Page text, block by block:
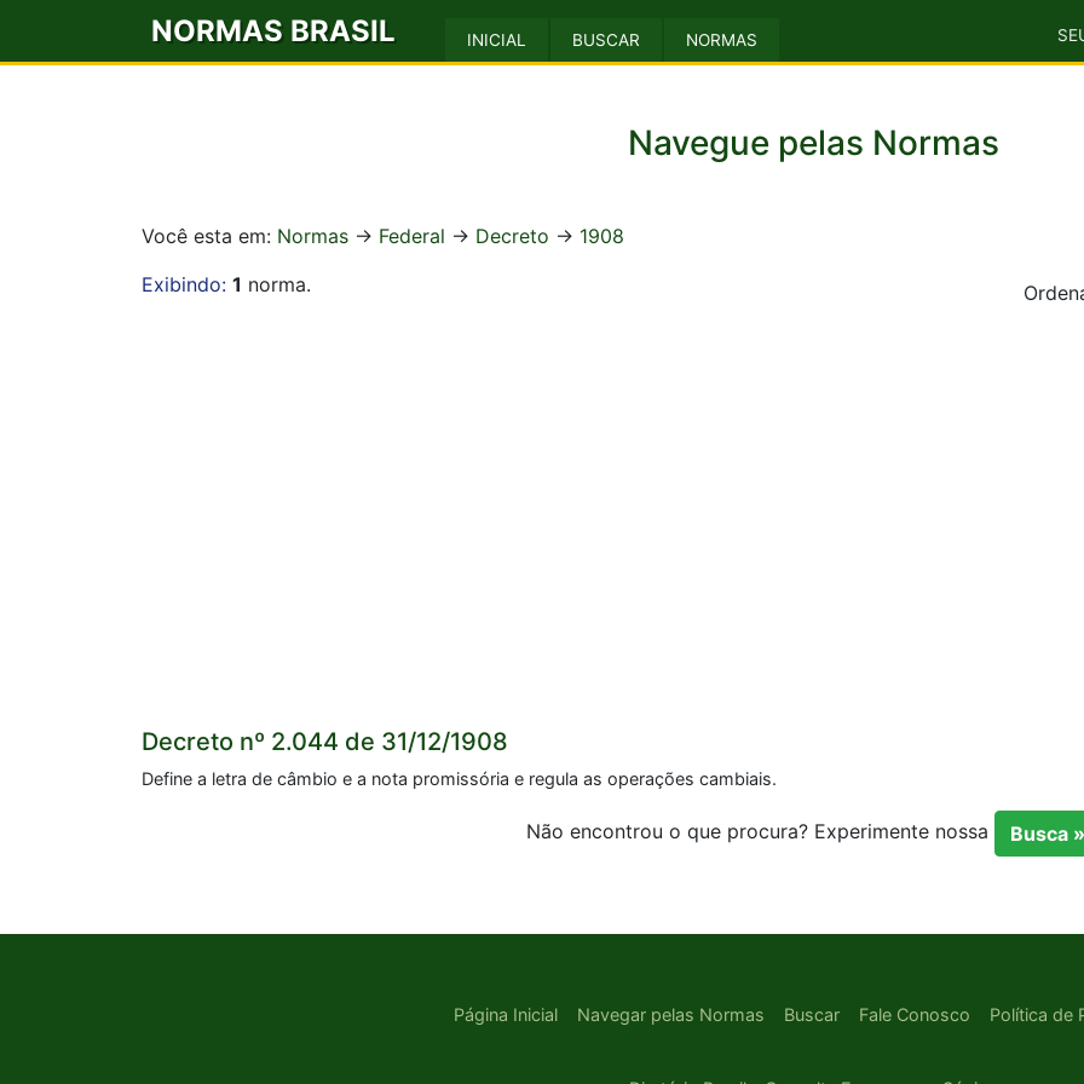
NORMAS BRASIL INICIAL BUSCAR NORMAS
Navegue pelas Normas
Você esta em: Normas -> Federal -> Decreto -> 1908
Exibindo: 1 norma.
Decreto nº 2.044 de 31/12/1908
Define a letra de câmbio e a nota promissória e regula as operações cambiais.
Não encontrou o que procura? Experimente nossa Busca »
Página Inicial Navegar pelas Normas Buscar Fale Conosco Política de